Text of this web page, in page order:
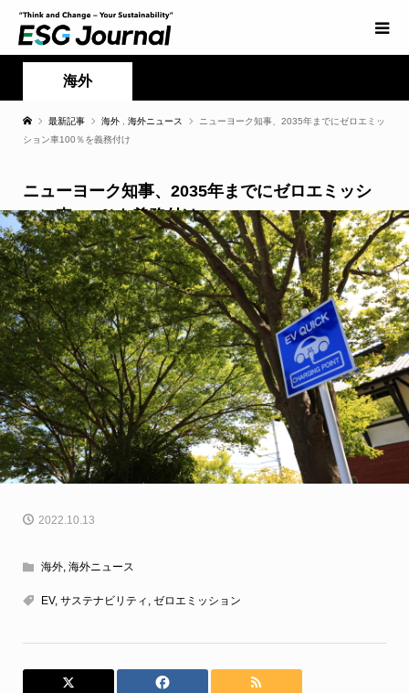
海外
最新記事 海外 海外ニュース
ニューヨーク知事、2035年までにゼロエミッ
ション車100％を義務付け
ニューヨーク知事、2035年までにゼロエミッシ
ョン車100％を義務付け
2022.10.13
海外, 海外ニュース
EV, サステナビリティ ゼロエミッション